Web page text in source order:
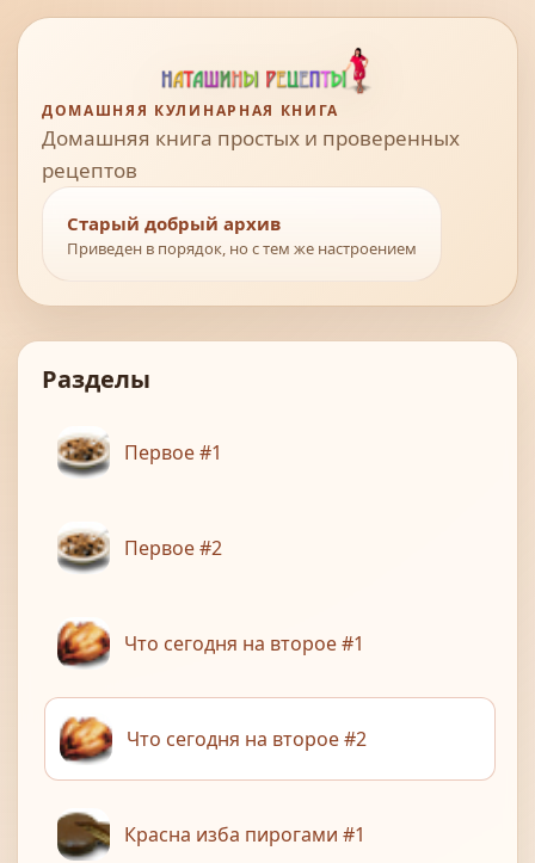
ДОМАШНЯЯ КУЛИНАРНАЯ КНИГА
Домашняя книга простых и проверенных
рецептов
Старый добрый архив
Приведен в порядок, но с тем же настроением
Разделы
Первое #1
Первое #2
Что сегодня на второе #1
Что сегодня на второе #2
Красна изба пирогами #1